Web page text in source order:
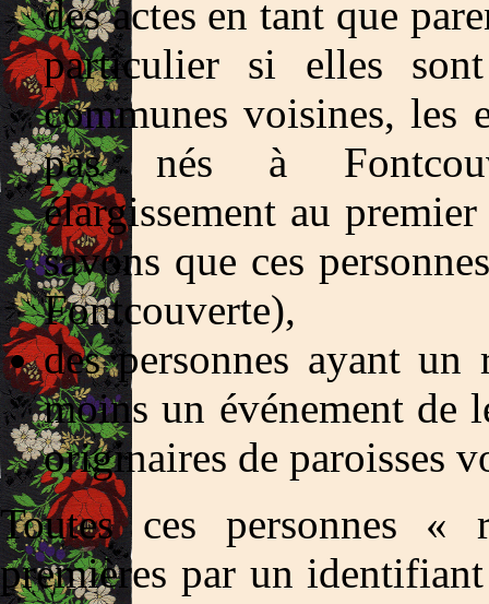
des actes en tant que
particulier si elles
communes voisines, les
pas nés à
élargissement au
savons que ces
Fontcouverte),
des personnes ayant
moins un événement de
originaires de paroisses
Toutes ces personnes «
premières par un